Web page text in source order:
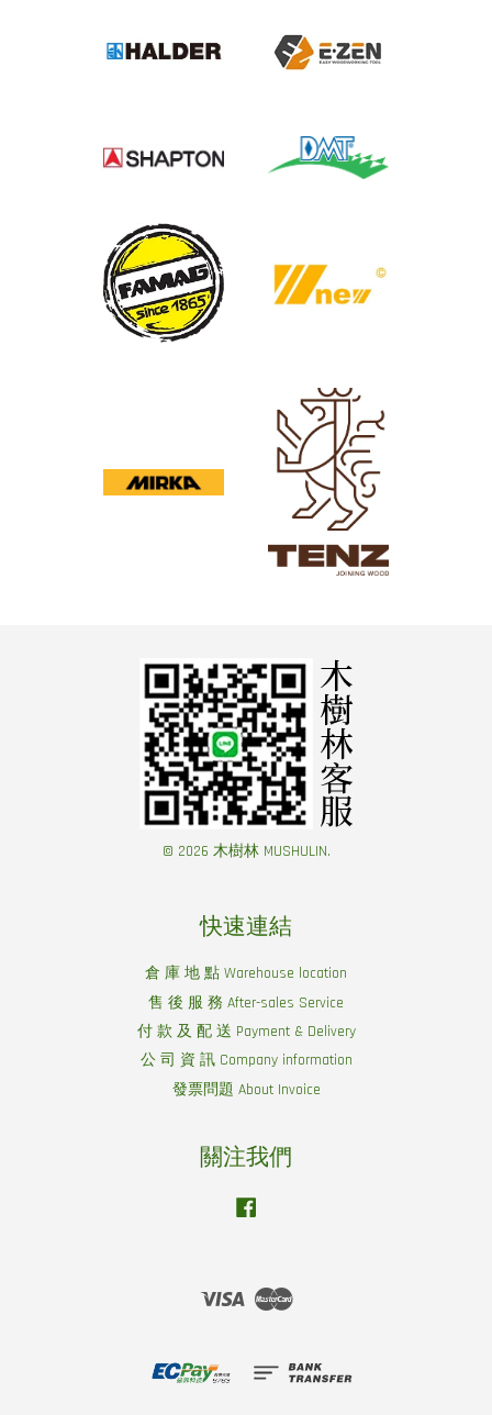
© 2026 木樹林 MUSHULIN.
快速連結
倉 庫 地 點 Warehouse location
售 後 服 務 After-sales Service
付 款 及 配 送 Payment & Delivery
公 司 資 訊 Company information
發票問題 About Invoice
關注我們
Visa Master